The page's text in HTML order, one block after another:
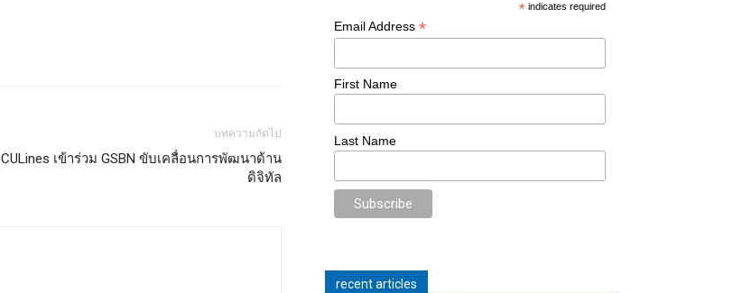
บทความถัดไป
CULines เข้าร่วม GSBN ขับเคลื่อนการพัฒนาด้าน
ดิจิทัล
* indicates required
Email Address *
First Name
Last Name
recent articles